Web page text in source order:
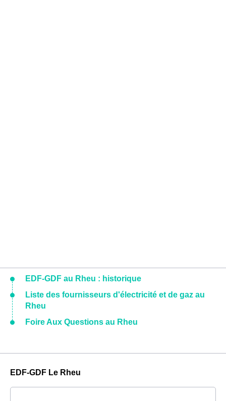
EDF-GDF au Rheu : historique
Liste des fournisseurs d'électricité et de gaz au
Rheu
Foire Aux Questions au Rheu
EDF-GDF Le Rheu